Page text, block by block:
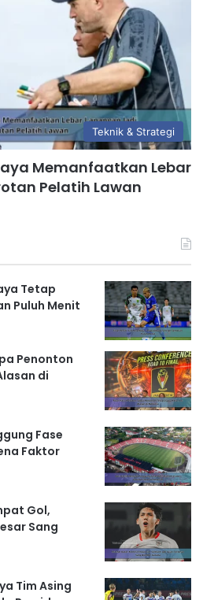
Teknik & Strategi
Memanfaatkan Lebar
Pelatih Lawan
Tetap
Puluh Menit
Penonton
di
Fase
Faktor
Gol,
Sang
Tim Asing